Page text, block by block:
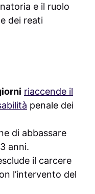
e il ruolo
dei reati
riaccende il
penale dei
di abbassare
anni.
il carcere
l’intervento del